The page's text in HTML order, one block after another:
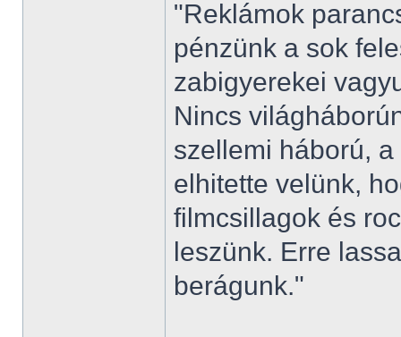
"Reklámok
pénzünk a sok
zabigyerekei
Nincs
szellemi háború,
elhitette velünk,
filmcsillagok és
leszünk. Erre
berágunk."